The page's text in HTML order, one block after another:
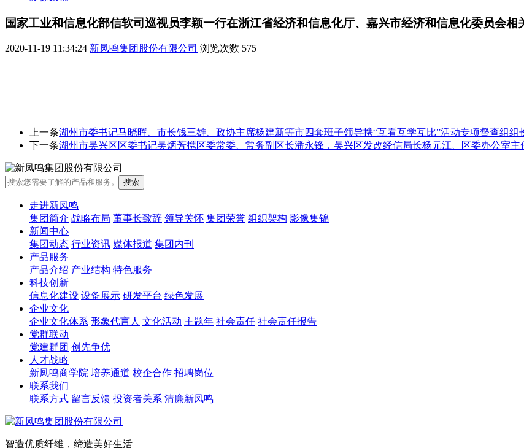
国家工业和信息化部信软司巡视员李颖一行在浙江省经济和信息化厅、嘉兴市经济和信息化委员会相
2020-11-19 11:34:24 新凤鸣集团股份有限公司 浏览次数 575
上一条湖州市委书记马晓晖、市长钱三雄、政协主席杨建新等市四套班子领导携“互看互学互比”活动专项督查组
下一条湖州市吴兴区区委书记吴炳芳携区委常委、常务副区长潘永锋，吴兴区发改经信局长杨元江、区委办公室主
走进新凤鸣
集团简介 战略布局 董事长致辞 领导关怀 集团荣誉 组织架构 影像集锦
新闻中心
集团动态 行业资讯 媒体报道 集团内刊
产品服务
产品介绍 产业结构 特色服务
科技创新
信息化建设 设备展示 研发平台 绿色发展
企业文化
企业文化体系 形象代言人 文化活动 主题年 社会责任 社会责任报告
党群联动
党建群团 创先争优
人才战略
新凤鸣商学院 培养通道 校企合作 招聘岗位
联系我们
联系方式 留言反馈 投资者关系 清廉新凤鸣
智造优质纤维，缔造美好生活